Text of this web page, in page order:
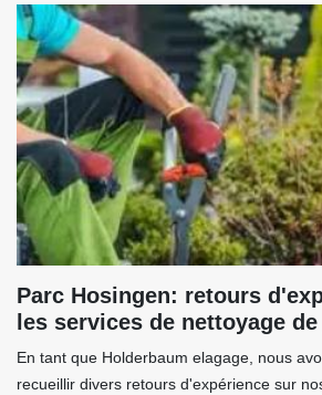
Parc Hosingen: retours
les services de nettoyage
En tant que Holderbaum elagage, nous
recueillir divers retours d'expérience sur